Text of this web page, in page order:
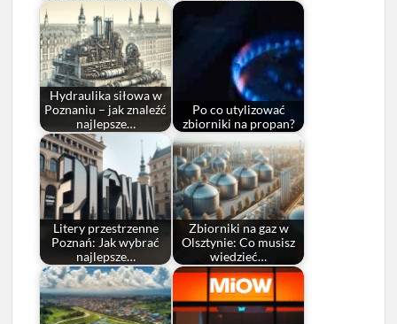
Hydraulika siłowa w
Poznaniu – jak znaleźć
najlepsze…
Po co utylizować
zbiorniki na propan?
Litery przestrzenne
Poznań: Jak wybrać
najlepsze…
Zbiorniki na gaz w
Olsztynie: Co musisz
wiedzieć…